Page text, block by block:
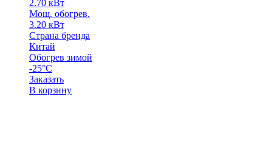
2.70 кВт
Мощ. обогрев.
3.20 кВт
Страна бренда
Китай
Обогрев зимой
-25°C
Заказать
В корзину